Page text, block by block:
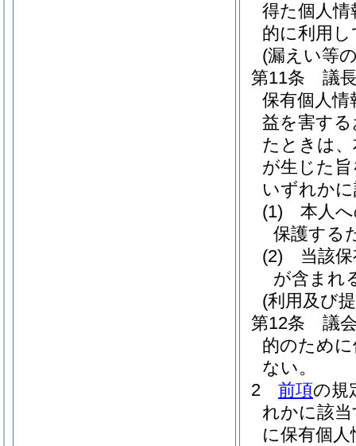
得た個人
的に利用
(漏えい等
第11条
議
保有個人
益を害す
たときは
が生じた
いずれか
(1)
本人
保護する
(2)
当該
が含まれ
(利用及び
第12条
議
的のため
ない。
2
前項の規
れかに該
に保有個